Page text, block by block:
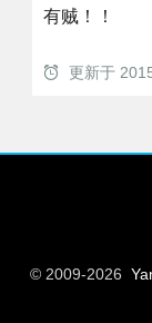
有贼！！
更新于
© 2009-2026